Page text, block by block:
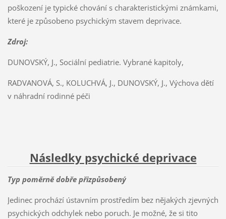
poškození je typické chování s charakteristickými známkami,
které je způsobeno psychickým stavem deprivace.
Zdroj:
DUNOVSKÝ, J., Sociální pediatrie. Vybrané kapitoly,
RADVANOVÁ, S., KOLUCHVÁ, J., DUNOVSKÝ, J., Výchova dětí
v náhradní rodinné péči
Následky psychické deprivace
Typ poměrně dobře přizpůsobený
Jedinec prochází ústavním prostředím bez nějakých zjevných
psychických odchylek nebo poruch. Je možné, že si tito